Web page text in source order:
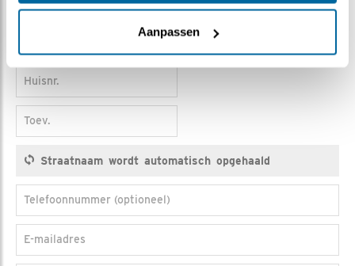
Aanpassen
Huisnr.
Toev.
Telefoonnummer (optioneel)
E-mailadres